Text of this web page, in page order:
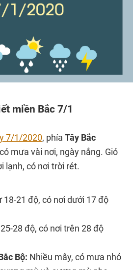
miền Bắc 7/1
7/1/2020, phía Tây Bắc
mưa vài nơi, ngày nắng. Gió
lạnh, có nơi trời rét.
21 độ, có nơi dưới 17 độ
28 độ, có nơi trên 28 độ
Bộ: Nhiều mây, có mưa nhỏ